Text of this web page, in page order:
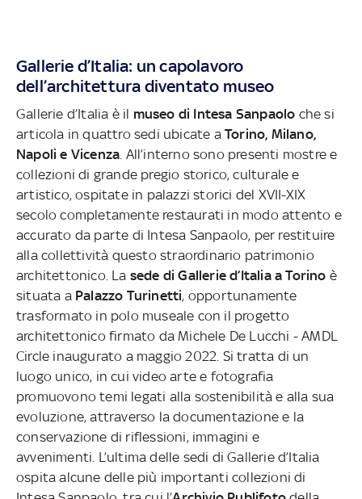
Gallerie d’Italia: un capolavoro
dell’architettura diventato museo
Gallerie d’Italia è il museo di Intesa Sanpaolo che si
articola in quattro sedi ubicate a Torino, Milano,
Napoli e Vicenza . All’interno sono presenti mostre e
collezioni di grande pregio storico, culturale e
artistico, ospitate in palazzi storici del XVII-XIX
secolo completamente restaurati in modo attento e
accurato da parte di Intesa Sanpaolo, per restituire
alla collettività questo straordinario patrimonio
architettonico. La sede di Gallerie d’Italia a Torino è
situata a Palazzo Turinetti, opportunamente
trasformato in polo museale con il progetto
architettonico firmato da Michele De Lucchi - AMDL
Circle inaugurato a maggio 2022. Si tratta di un
luogo unico, in cui video arte e fotografia
promuovono temi legati alla sostenibilità e alla sua
evoluzione, attraverso la documentazione e la
conservazione di riflessioni, immagini e
avvenimenti. L’ultima delle sedi di Gallerie d’Italia
ospita alcune delle più importanti collezioni di